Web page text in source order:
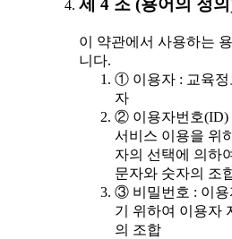
제 4 조 (용어의 정
이 약관에서 사용하는
니다.
① 이용자 : 교육정
자
② 이용자번호(ID)
서비스 이용을 위
자의 선택에 의하
문자와 숫자의 조
③ 비밀번호 : 이용
기 위하여 이용자
의 조합